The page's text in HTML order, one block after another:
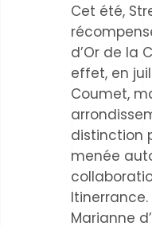
Cet été,
d’Or de la
effet, en
Coumet,
distinction
menée
Marianne